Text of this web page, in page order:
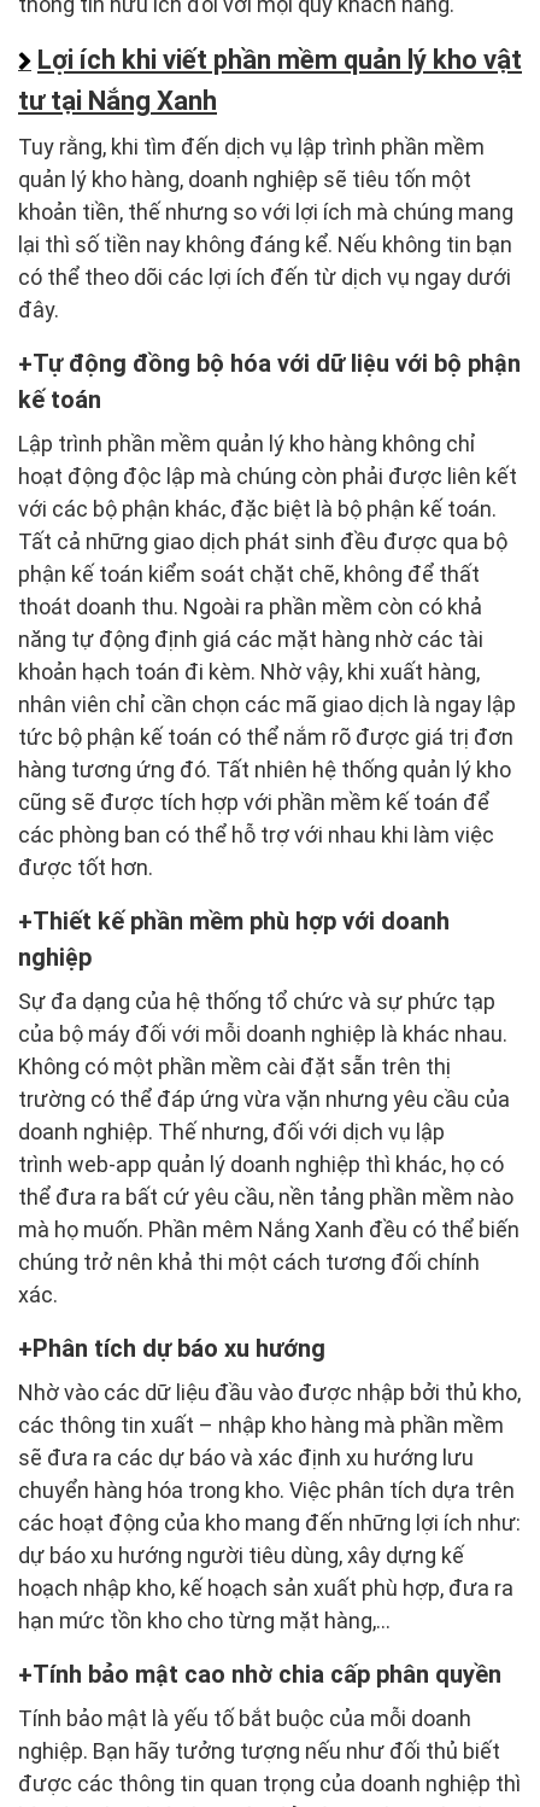
Lợi ích khi viết phần mềm quản lý kho vật
tư tại Nắng Xanh
Tuy rằng, khi tìm đến dịch vụ lập trình phần mềm
quản lý kho hàng, doanh nghiệp sẽ tiêu tốn một
khoản tiền, thế nhưng so với lợi ích mà chúng mang
lại thì số tiền nay không đáng kể. Nếu không tin bạn
có thể theo dõi các lợi ích đến từ dịch vụ ngay dưới
đây.
Tự động đồng bộ hóa với dữ liệu với bộ phận
kế toán
Lập trình phần mềm quản lý kho hàng không chỉ
hoạt động độc lập mà chúng còn phải được liên kết
với các bộ phận khác, đặc biệt là bộ phận kế toán.
Tất cả những giao dịch phát sinh đều được qua bộ
phận kế toán kiểm soát chặt chẽ, không để thất
thoát doanh thu. Ngoài ra phần mềm còn có khả
năng tự động định giá các mặt hàng nhờ các tài
khoản hạch toán đi kèm. Nhờ vậy, khi xuất hàng,
nhân viên chỉ cần chọn các mã giao dịch là ngay lập
tức bộ phận kế toán có thể nắm rõ được giá trị đơn
hàng tương ứng đó. Tất nhiên hệ thống quản lý kho
cũng sẽ được tích hợp với phần mềm kế toán để
các phòng ban có thể hỗ trợ với nhau khi làm việc
được tốt hơn.
Thiết kế phần mềm phù hợp với doanh
nghiệp
Sự đa dạng của hệ thống tổ chức và sự phức tạp
của bộ máy đối với mỗi doanh nghiệp là khác nhau.
Không có một phần mềm cài đặt sẵn trên thị
trường có thể đáp ứng vừa vặn nhưng yêu cầu của
doanh nghiệp. Thế nhưng, đối với dịch vụ lập
trình web-app quản lý doanh nghiệp thì khác, họ có
thể đưa ra bất cứ yêu cầu, nền tảng phần mềm nào
mà họ muốn. Phần mêm Nắng Xanh đều có thể biến
chúng trở nên khả thi một cách tương đối chính
xác.
Phân tích dự báo xu hướng
Nhờ vào các dữ liệu đầu vào được nhập bởi thủ kho,
các thông tin xuất – nhập kho hàng mà phần mềm
sẽ đưa ra các dự báo và xác định xu hướng lưu
chuyển hàng hóa trong kho. Việc phân tích dựa trên
các hoạt động của kho mang đến những lợi ích như:
dự báo xu hướng người tiêu dùng, xây dựng kế
hoạch nhập kho, kế hoạch sản xuất phù hợp, đưa ra
hạn mức tồn kho cho từng mặt hàng,…
Tính bảo mật cao nhờ chia cấp phân quyền
Tính bảo mật là yếu tố bắt buộc của mỗi doanh
nghiệp. Bạn hãy tưởng tượng nếu như đối thủ biết
được các thông tin quan trọng của doanh nghiệp thì